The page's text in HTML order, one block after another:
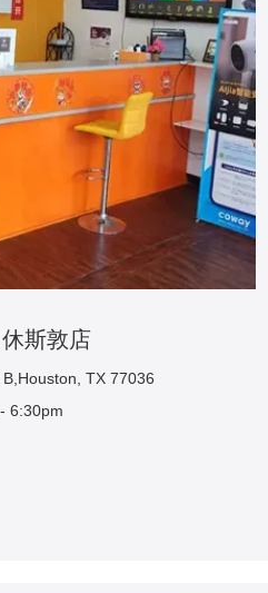
斯敦店
TX 77036
6:30pm